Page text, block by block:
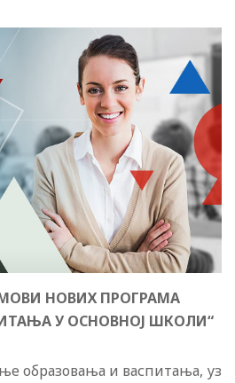
НОВИХ ПРОГРАМА
У ОСНОВНОЈ ШКОЛИ“
образовања и васпитања, уз